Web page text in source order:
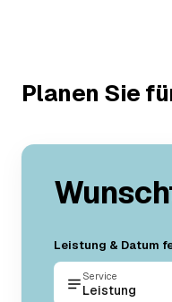
Planen Sie
Leistung & Datum
Service
Leistung